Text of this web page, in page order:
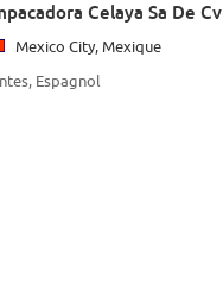
Celaya Sa De Cv
Mexico City, Mexique
Espagnol